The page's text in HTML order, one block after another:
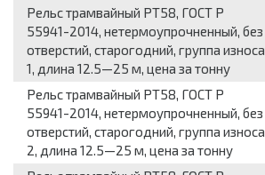
Рельс трамвайный РТ58, ГОСТ Р
55941-2014, нетермоупрочненный, без
отверстий, старогодний, группа износа
1, длина 12.5—25 м, цена за тонну
Рельс трамвайный РТ58, ГОСТ Р
55941-2014, нетермоупрочненный, без
отверстий, старогодний, группа износа
2, длина 12.5—25 м, цена за тонну